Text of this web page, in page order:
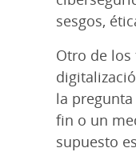
sesgos,
Otro de
la pregunta
fin o un
supuesto